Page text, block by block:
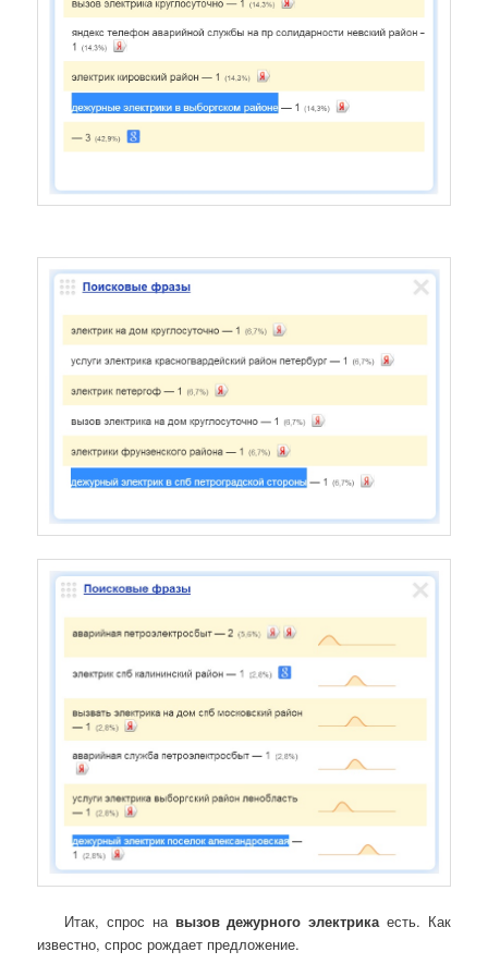
Итак, спрос на вызов дежурного электрикаесть. Как
известно, спрос рождает предложение.